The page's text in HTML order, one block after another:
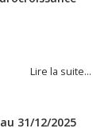
Lire la suite…
31/12/2025